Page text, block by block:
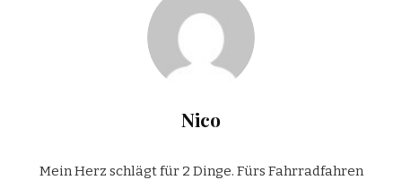
Nico
Mein Herz schlägt für 2 Dinge. Fürs Fahrradfahren